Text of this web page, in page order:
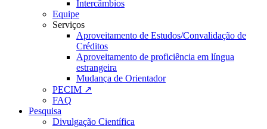
Intercâmbios
Equipe
Serviços
Aproveitamento de Estudos/Convalidação de
Créditos
Aproveitamento de proficiência em língua
estrangeira
Mudança de Orientador
PECIM ↗
FAQ
Pesquisa
Divulgação Científica